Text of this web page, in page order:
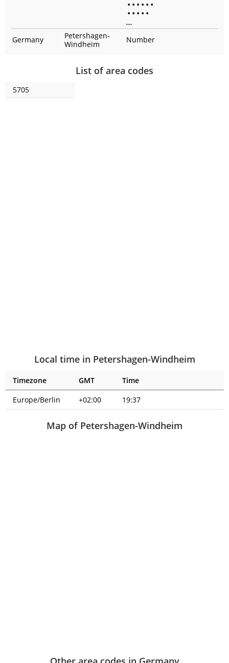
• • • • • •
• • • • •
...
Germany
Petershagen-
Windheim
Number
List of area codes
5705
Local time in Petershagen-Windheim
Timezone GMT
Time
Europe/Berlin
+02:00 19:37
Map of Petershagen-Windheim